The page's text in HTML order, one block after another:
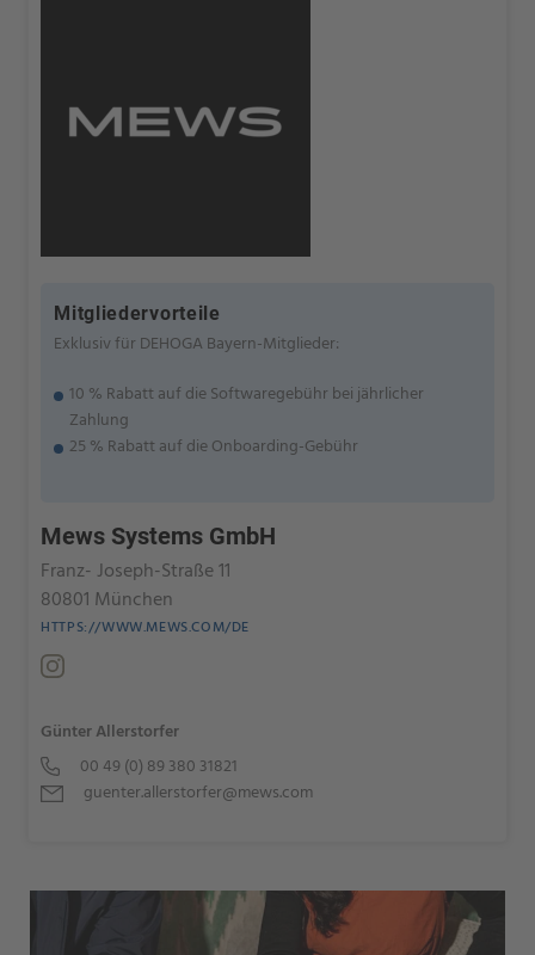
Mitgliedervorteile
Exklusiv für DEHOGA Bayern-Mitglieder:
10 % Rabatt auf die Softwaregebühr bei jährlicher
Zahlung
25 % Rabatt auf die Onboarding-Gebühr
Mews Systems GmbH
Franz- Joseph-Straße 11
80801 München
HTTPS://WWW.MEWS.COM/DE
Günter Allerstorfer
00 49 (0) 89 380 31821
guenter.allerstorfer@mews.com